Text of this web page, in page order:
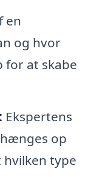
en
og hvor
for at skabe
Ekspertens
op
type